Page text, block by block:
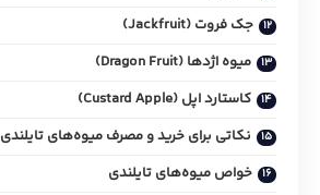
جک فروت (Jackfruit)
میوه اژدها (Dragon Fruit)
کاستارد اپل (Custard Apple)
نکاتی برای خرید و مصرف میوه‌های تایلندی
خواص میوه‌های تایلندی